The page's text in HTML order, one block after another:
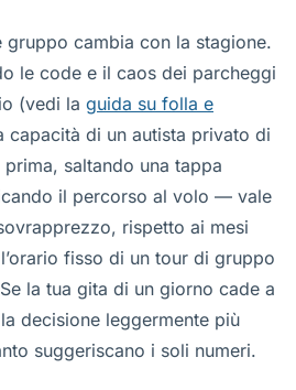
cambia con la stagione.
le code e il caos dei parcheggi
(vedi la guida su folla e
capacità di un autista privato di
saltando una tappa
il percorso al volo — vale
rispetto ai mesi
fisso di un tour di gruppo
la tua gita di un giorno cade a
decisione leggermente più
suggeriscano i soli numeri.